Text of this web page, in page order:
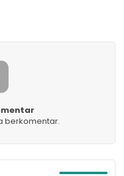
berkomentar.